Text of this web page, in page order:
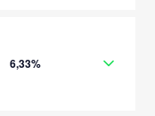
6,33%